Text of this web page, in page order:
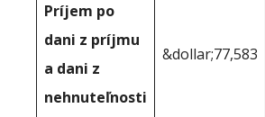
Príjem po
dani z príjmu
a dani z
nehnuteľnosti
&dollar;77,583